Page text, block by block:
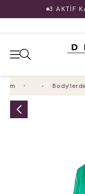
3 AKTİF
Body'lerde